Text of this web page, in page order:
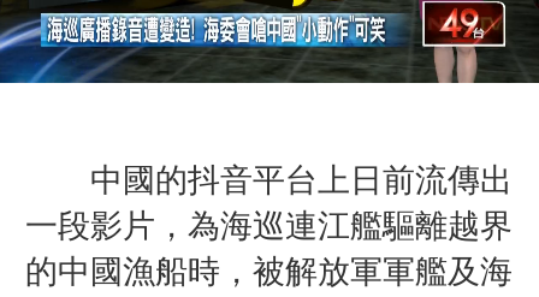
中國的抖音平台上日前流傳出
一段影片，為海巡連江艦驅離越界
的中國漁船時，被解放軍軍艦及海